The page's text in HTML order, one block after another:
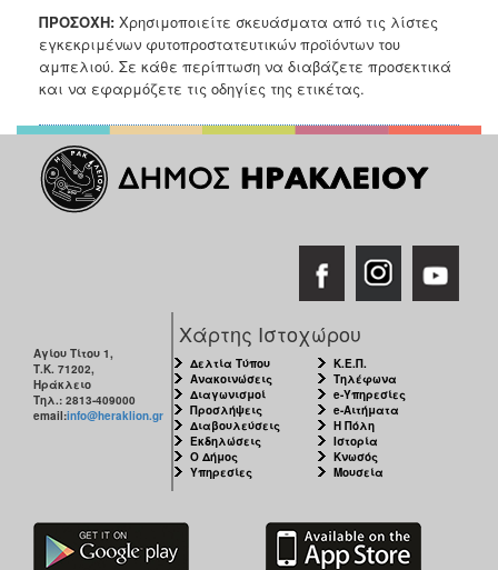
ΠΡΟΣΟΧΗ: Χρησιμοποιείτε σκευάσματα από τις λίστες
εγκεκριμένων φυτοπροστατευτικών προϊόντων του
αμπελιού. Σε κάθε περίπτωση να διαβάζετε προσεκτικά
και να εφαρμόζετε τις οδηγίες της ετικέτας.
Αγίου Τίτου 1,
Τ.Κ. 71202,
Ηράκλειο
Τηλ.: 2813-409000
email:info@heraklion.gr
Χάρτης Ιστοχώρου
Δελτία Τύπου
Ανακοινώσεις
Διαγωνισμοί
Προσλήψεις
Διαβουλεύσεις
Εκδηλώσεις
Ο Δήμος
Υπηρεσίες
Κ.Ε.Π.
Τηλέφωνα
e-Υπηρεσίες
e-Αιτήματα
Η Πόλη
Ιστορία
Κνωσός
Μουσεία